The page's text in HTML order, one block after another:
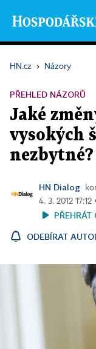
HN.cz › Názory
PŘEHLED NÁZORŮ
Jaké
vysokých
nezbytné?
HN Dialog
4. 3. 2012
PŘEHRÁT
ODEBÍRAT